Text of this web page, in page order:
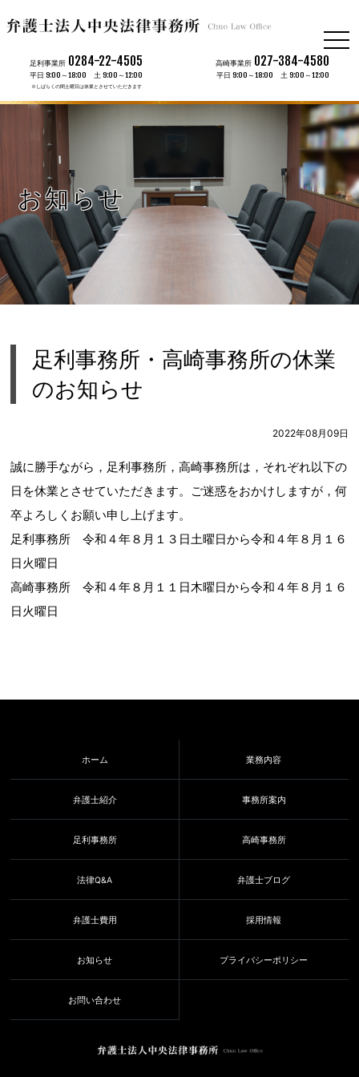
高崎事業所 027-384-4580
平日 9:00～18:00 土 9:00～12:00
足利事業所 0284-22-4505
平日 9:00～18:00 土 9:00～12:00
※しばらくの間土曜日は休業とさせていただきます
お知らせ
足利事務所・高崎事務所の休業
のお知らせ
2022年08月09日
誠に勝手ながら，足利事務所，高崎事務所は，それぞれ以下の
日を休業とさせていただきます。ご迷惑をおかけしますが，何
卒よろしくお願い申し上げます。
足利事務所 令和４年８月１３日土曜日から令和４年８月１６
日火曜日
高崎事務所 令和４年８月１１日木曜日から令和４年８月１６
日火曜日
ホーム 業務内容
弁護士紹介 事務所案内
足利事務所 高崎事務所
法律Q&A 弁護士ブログ
弁護士費用 採用情報
お知らせ プライバシーポリシー
お問い合わせ